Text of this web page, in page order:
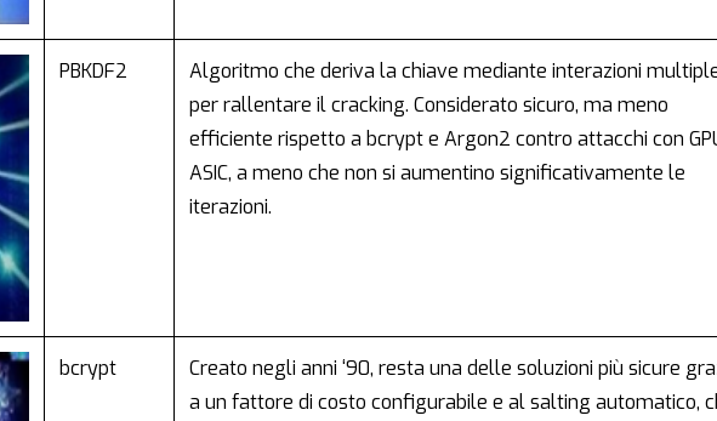
PBKDF2
Algoritmo che deriva la chiave mediante interazioni
per rallentare il cracking. Considerato sicuro, ma meno
efficiente rispetto a bcrypt e Argon2 contro attacchi con
ASIC, a meno che non si aumentino significativamente le
iterazioni.
bcrypt
Creato negli anni ‘90, resta una delle soluzioni più sicure
a un fattore di costo configurabile e al salting automatico,